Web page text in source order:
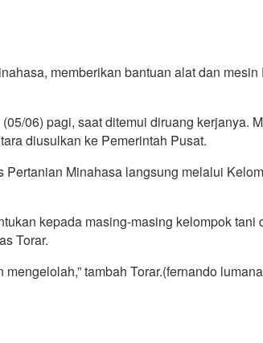
memberikan bantuan alat dan
06) pagi, saat ditemui diruang kerjanya.
diusulkan ke Pemerintah Pusat.
Minahasa langsung melalui
kepada masing-masing kelompok tani
Torar.
tambah Torar.(fernando